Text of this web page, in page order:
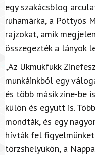
egy szakácsblog
ruhamárka, a Pöttyös
rajzokat, amik
összegezték a lányok
„Az Ukmukfukk
munkáinkból egy
és több másik zine-be
külön és együtt is.
mondták, és egy
hívták fel
törzshelyükön, a